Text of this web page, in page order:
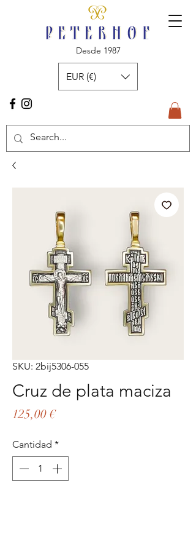
Desde 1987
EUR (€)
SKU: 2bij5306-055
Cruz de plata maciza
125,00 €Precio
Cantidad *